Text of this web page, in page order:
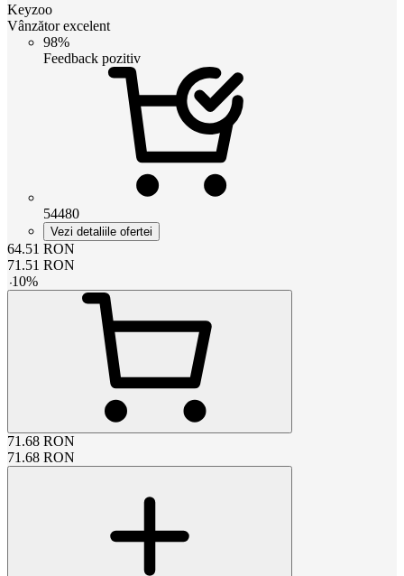
Keyzoo
Vânzător excelent
98%
Feedback pozitiv
54480
Vezi detaliile ofertei
64.51 RON
71.51 RON
-10%
71.68 RON
71.68 RON